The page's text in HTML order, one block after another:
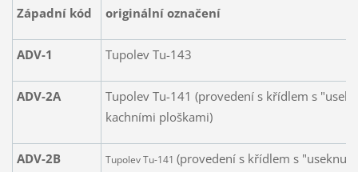
Západní kód originální označení
ADV-1 Tupolev Tu-143
ADV-2A
Tupolev Tu-141 (provedení s křídlem s
kachními ploškami)
ADV-2B Tupolev Tu-141 (provedení s křídlem s